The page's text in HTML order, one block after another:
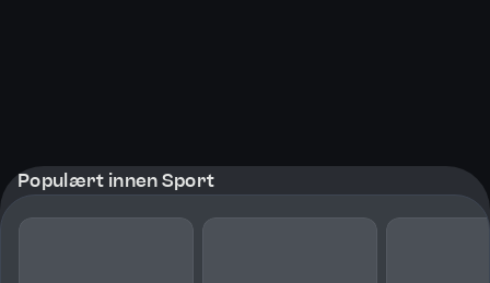
Populært innen Sport